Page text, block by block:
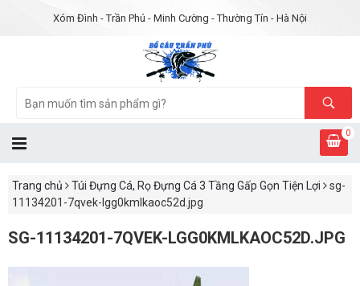
Xóm Đình - Trần Phú - Minh Cường - Thường Tín - Hà Nội
0
Trang chủ Túi Đựng Cá, Rọ Đựng Cá 3 Tầng Gấp Gọn Tiện Lợi
sg-
11134201-7qvek-lgg0kmlkaoc52d.jpg
SG-11134201-7QVEK-LGG0KMLKAOC52D.JPG